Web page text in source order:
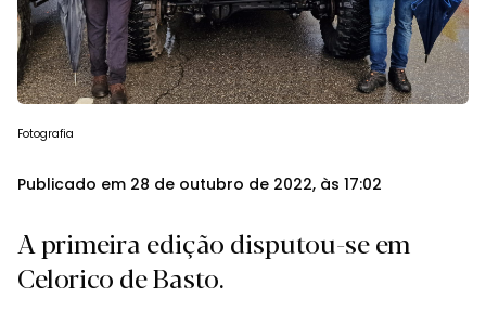
Fotografia
Publicado em 28 de outubro de 2022, às 17:02
A primeira edição disputou-se em
Celorico de Basto.